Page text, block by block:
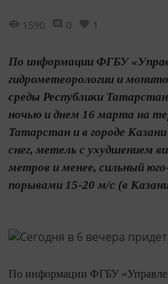
1590 0 1
По информации ФГБУ
гидрометеорологии и
среды Республики
ночью и днем 16 марта на
Татарстан и в городе
снег, метель с ухудшением
метров и менее, сильный
порывами 15-20 м/с (в
По информации ФГБУ